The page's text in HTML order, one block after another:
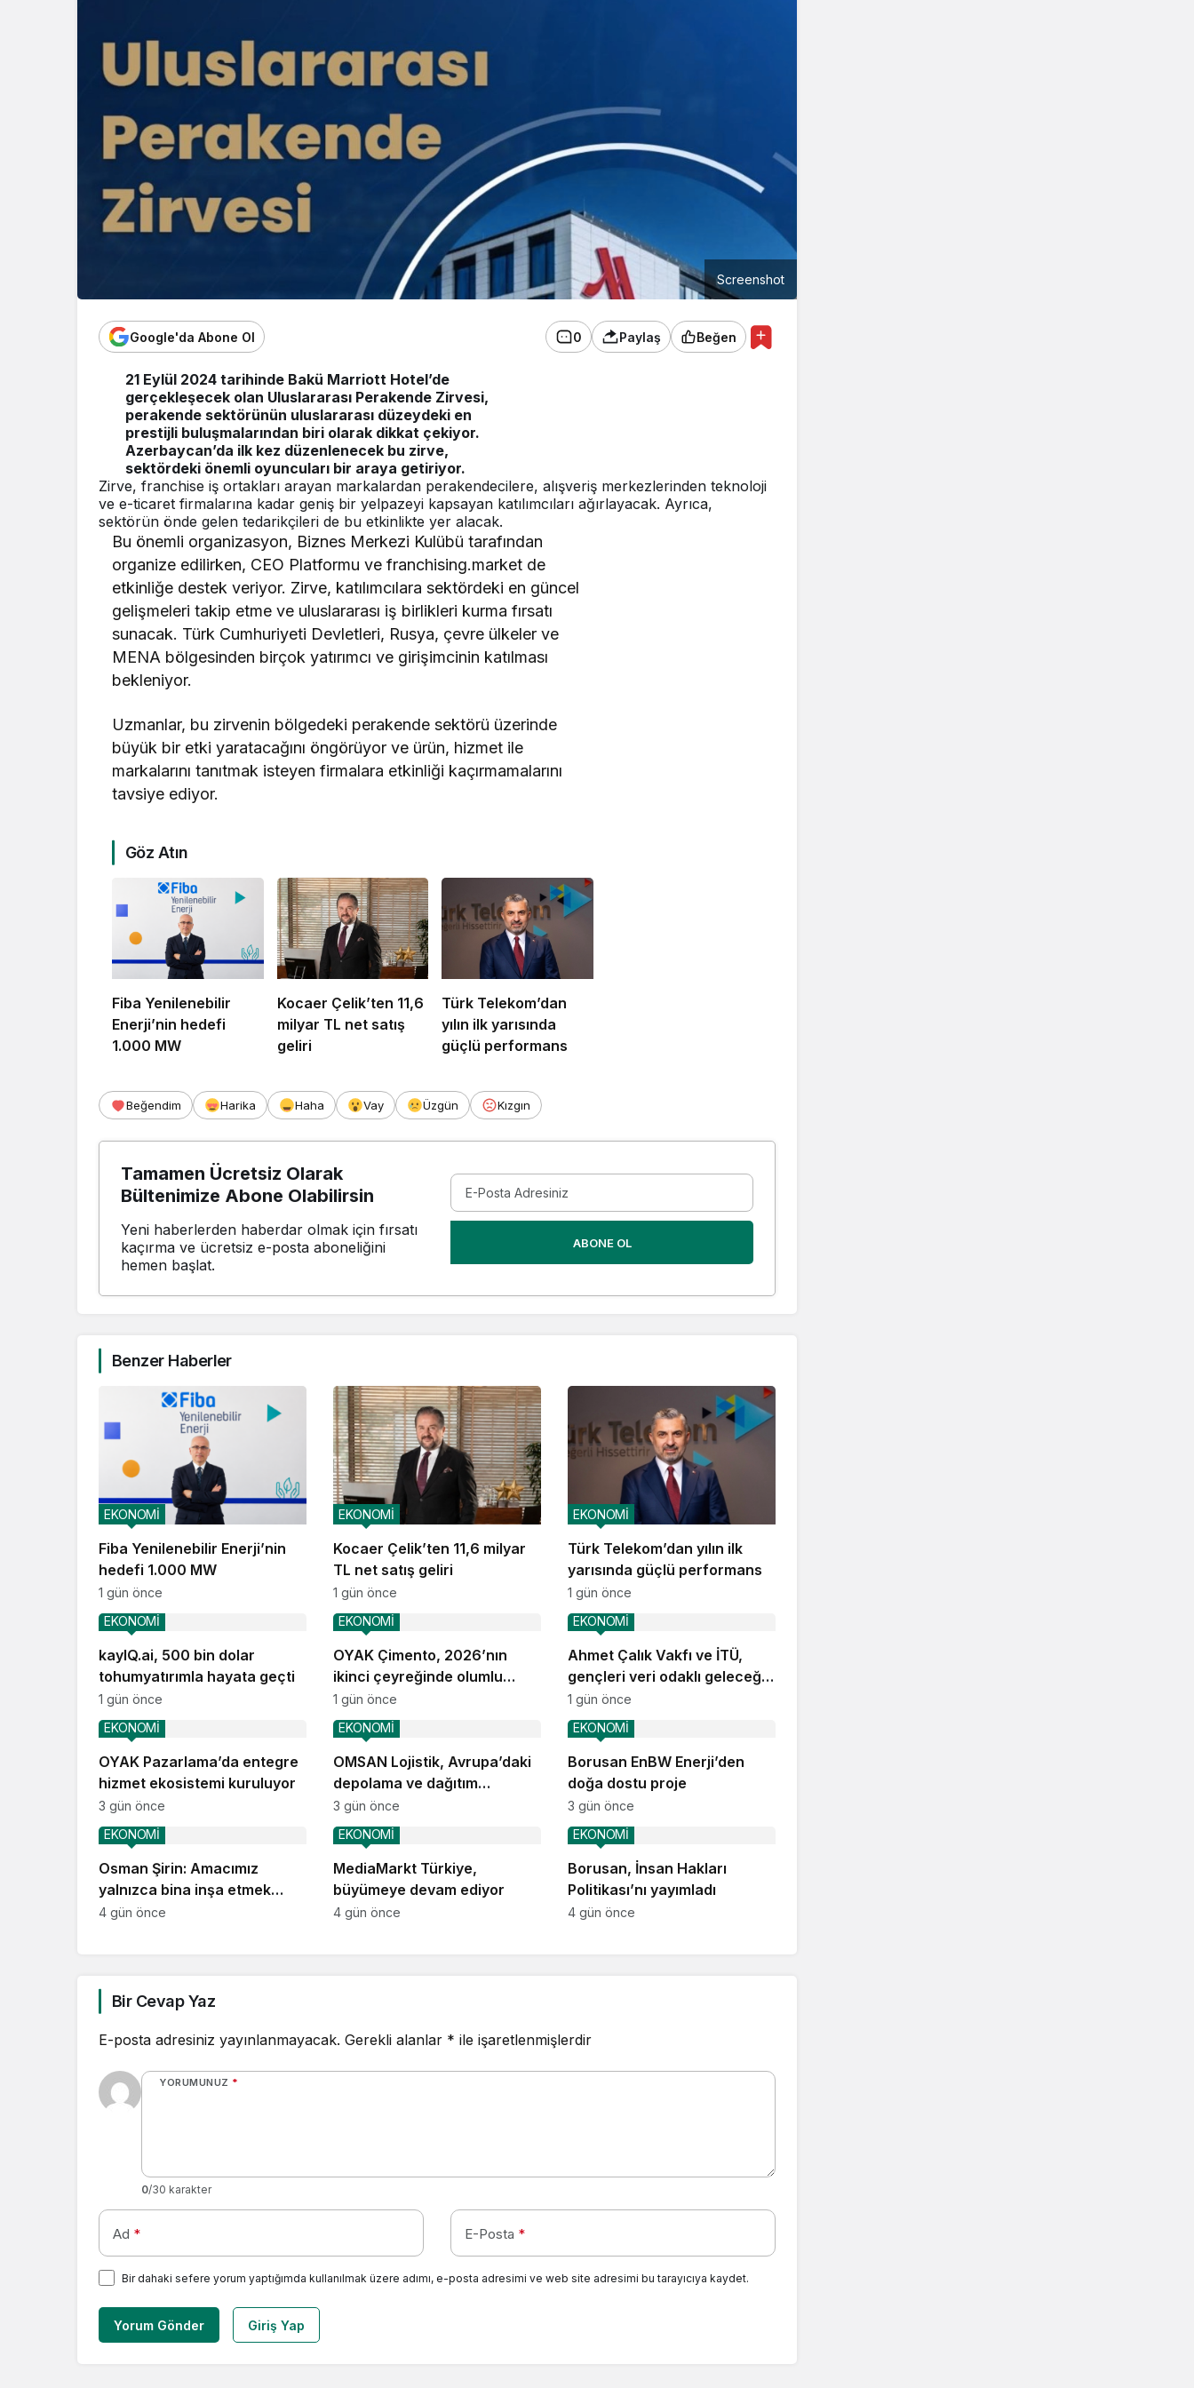
Screenshot
Google'da Abone Ol 0 Paylaş Beğen
21 Eylül 2024 tarihinde Bakü Marriott Hotel’de
gerçekleşecek olan Uluslararası Perakende Zirvesi,
perakende sektörünün uluslararası düzeydeki en
prestijli buluşmalarından biri olarak dikkat çekiyor.
Azerbaycan’da ilk kez düzenlenecek bu zirve,
sektördeki önemli oyuncuları bir araya getiriyor.
Zirve, franchise iş ortakları arayan markalardan perakendecilere, alışveriş merkezlerinden teknoloji
ve e-ticaret firmalarına kadar geniş bir yelpazeyi kapsayan katılımcıları ağırlayacak. Ayrıca,
sektörün önde gelen tedarikçileri de bu etkinlikte yer alacak.
Bu önemli organizasyon, Biznes Merkezi Kulübü tarafından
organize edilirken, CEO Platformu ve franchising.market de
etkinliğe destek veriyor. Zirve, katılımcılara sektördeki en güncel
gelişmeleri takip etme ve uluslararası iş birlikleri kurma fırsatı
sunacak. Türk Cumhuriyeti Devletleri, Rusya, çevre ülkeler ve
MENA bölgesinden birçok yatırımcı ve girişimcinin katılması
bekleniyor.
Uzmanlar, bu zirvenin bölgedeki perakende sektörü üzerinde
büyük bir etki yaratacağını öngörüyor ve ürün, hizmet ile
markalarını tanıtmak isteyen firmalara etkinliği kaçırmamalarını
tavsiye ediyor.
Göz Atın
Fiba Yenilenebilir
Enerji’nin hedefi
1.000 MW
Kocaer Çelik’ten 11,6
milyar TL net satış
geliri
Türk Telekom’dan
yılın ilk yarısında
güçlü performans
Beğendim Harika Haha Vay Üzgün Kızgın
Tamamen Ücretsiz Olarak
Bültenimize Abone Olabilirsin
Yeni haberlerden haberdar olmak için fırsatı
kaçırma ve ücretsiz e-posta aboneliğini
hemen başlat.
ABONE OL
Benzer Haberler
Fiba Yenilenebilir Enerji’nin
hedefi 1.000 MW
EKONOMİ
1 gün önce
Kocaer Çelik’ten 11,6 milyar
TL net satış geliri
EKONOMİ
1 gün önce
Türk Telekom’dan yılın ilk
yarısında güçlü performans
EKONOMİ
1 gün önce
kayIQ.ai, 500 bin dolar
tohumyatırımla hayata geçti
EKONOMİ
1 gün önce
OYAK Çimento, 2026’nın
ikinci çeyreğinde olumlu
performansını sürdürdü
EKONOMİ
1 gün önce
Ahmet Çalık Vakfı ve İTÜ,
gençleri veri odaklı geleceğe
hazırlıyor
EKONOMİ
1 gün önce
OYAK Pazarlama’da entegre
hizmet ekosistemi kuruluyor
EKONOMİ
3 gün önce
OMSAN Lojistik, Avrupa’daki
depolama ve dağıtım
operasyonlarına başladı
EKONOMİ
3 gün önce
Borusan EnBW Enerji’den
doğa dostu proje
EKONOMİ
3 gün önce
Osman Şirin: Amacımız
yalnızca bina inşa etmek
değil, yatırımcısına
EKONOMİ
4 gün önce
MediaMarkt Türkiye,
büyümeye devam ediyor
EKONOMİ
4 gün önce
Borusan, İnsan Hakları
Politikası’nı yayımladı
EKONOMİ
4 gün önce
Bir Cevap Yaz
E-posta adresiniz yayınlanmayacak. Gerekli alanlar * ile işaretlenmişlerdir
YORUMUNUZ *
0/30 karakter
Ad * E-Posta *
Bir dahaki sefere yorum yaptığımda kullanılmak üzere adımı, e-posta adresimi ve web site adresimi bu tarayıcıya kaydet.
Yorum Gönder Giriş Yap